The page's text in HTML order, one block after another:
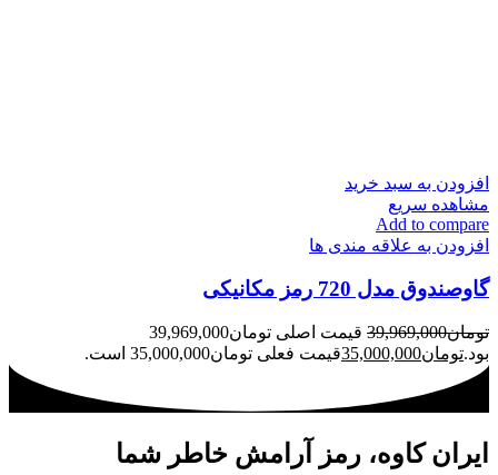
افزودن به سبد خرید
مشاهده سریع
Add to compare
افزودن به علاقه مندی ها
گاوصندوق مدل 720 رمز مکانیکی
تومان39,969,000
قیمت اصلی تومان39,969,000
بود.تومان35,000,000قیمت فعلی تومان35,000,000 است.
ایران کاوه، رمز آرامش خاطر شما